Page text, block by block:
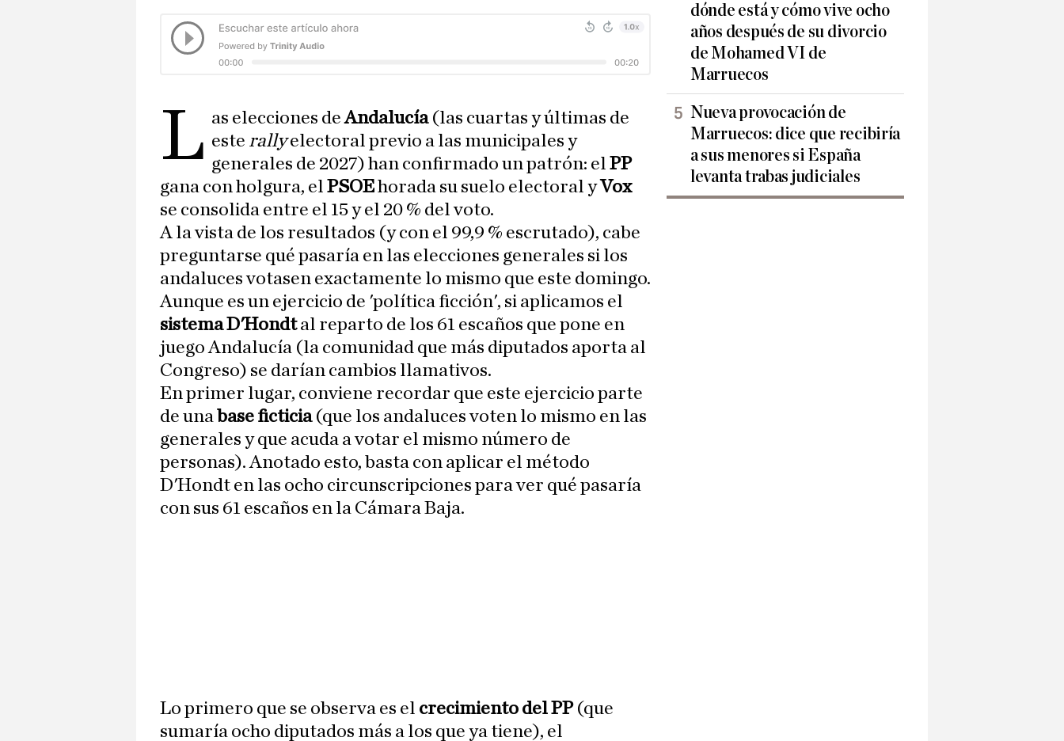
L as elecciones deAndalucía (las cuartas y últimas de
este rallyelectoral previo a las municipales y
generales de 2027) han confirmado un patrón: elPP
gana con holgura, el PSOEhorada su suelo electoral yVox
se consolida entre el 15 y el 20 % del voto.
A la vista de los resultados (y con el 99,9 % escrutado), cabe
preguntarse qué pasaría en las elecciones generales si los
andaluces votasen exactamente lo mismo que este domingo.
Aunque es un ejercicio de 'política ficción', si aplicamos el
sistema D'Hondtal reparto de los 61 escaños que pone en
juego Andalucía (la comunidad que más diputados aporta al
Congreso) se darían cambios llamativos.
En primer lugar, conviene recordar que este ejercicio parte
de unabase ficticia(que los andaluces voten lo mismo en las
generales y que acuda a votar el mismo número de
personas). Anotado esto, basta con aplicar el método
D'Hondt en las ocho circunscripciones para ver qué pasaría
con sus 61 escaños en la Cámara Baja.
Lo primero que se observa es el crecimiento del PP(que
sumaría ocho diputados más a los que ya tiene), el
dónde está y cómo vive ocho
años después de su divorcio
de Mohamed VI de
Marruecos
Nueva provocación de
Marruecos: dice que recibiría
a sus menores si España
levanta trabas judiciales